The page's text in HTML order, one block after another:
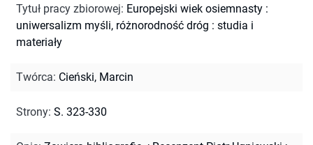
Tytuł pracy zbiorowej: Europejski wiek osiemnasty :
uniwersalizm myśli, różnorodność dróg : studia i
materiały
Twórca: Cieński, Marcin
Strony: S. 323-330